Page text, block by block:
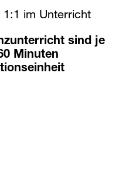
1:1 im Unterricht
sind je
Minuten